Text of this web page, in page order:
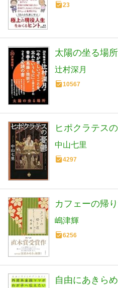
23
太陽の坐る場
辻村深月
10567
ヒポクラテス
中山七里
4297
カフェーの帰
嶋津輝
6256
自由にあきら